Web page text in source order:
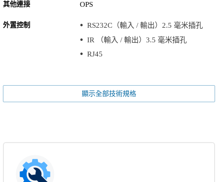
其他連接 OPS
外置控制
RS232C（輸入 / 輸出）2.5 毫米插孔
IR （輸入 / 輸出）3.5 毫米插孔
RJ45
顯示全部技術規格